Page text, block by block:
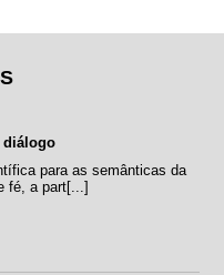
diálogo
para as semânticas da
fé, a part[...]